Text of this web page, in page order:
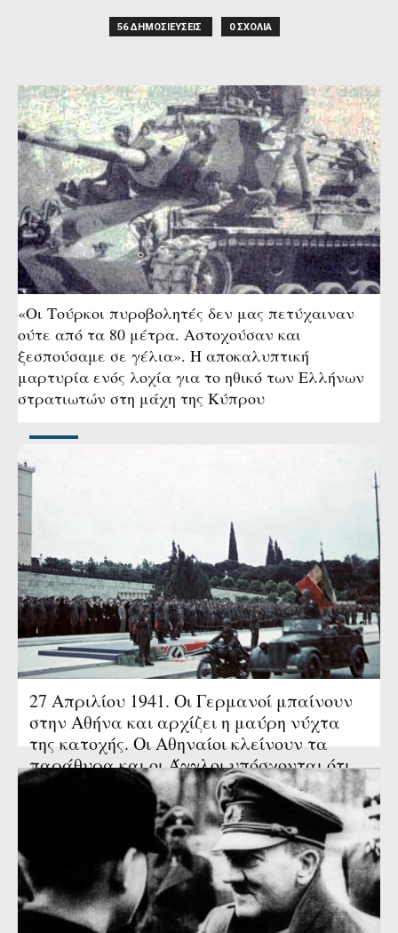
56 ΔΗΜΟΣΙΕΥΣΕΙΣ 0 ΣΧΟΛΙΑ
«Οι Τούρκοι πυροβολητές δεν μας πετύχαιναν
ούτε από τα 80 μέτρα. Αστοχούσαν και
ξεσπούσαμε σε γέλια». Η αποκαλυπτική
μαρτυρία ενός λοχία για το ηθικό των Ελλήνων
στρατιωτών στη μάχη της Κύπρου
27 Απριλίου 1941. Οι Γερμανοί μπαίνουν
στην Αθήνα και αρχίζει η μαύρη νύχτα
της κατοχής. Οι Αθηναίοι κλείνουν τα
παράθυρα και οι Άγγλοι υπόσχονται ότι
θα επιστρέψουν…